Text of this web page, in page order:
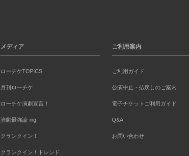
メディア
ローチケTOPICS
月刊ローチケ
ローチケ演劇宣言！
演劇最強論-ing
クランクイン！
クランクイン！トレンド
ご利用案内
ご利用ガイド
公演中止・払戻しのご案内
電子チケットご利用ガイド
Q&A
お問い合わせ